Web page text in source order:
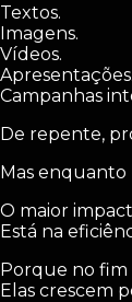
Textos.
Imagens.
Vídeos.
Apresentações.
Campanhas
De repente,
Mas enquanto
O maior
Está na
Porque no fim
Elas crescem